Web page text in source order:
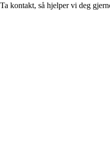
kontakt, så hjelper vi deg